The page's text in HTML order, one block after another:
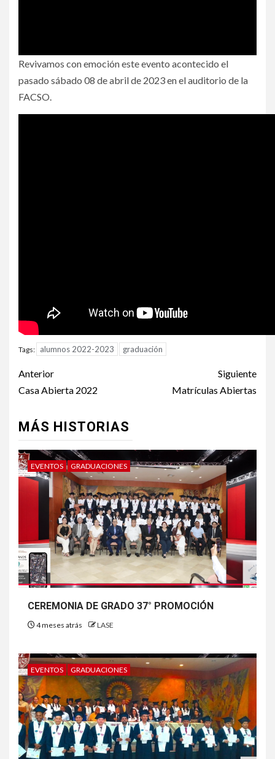
Revivamos con emoción este evento acontecido el
pasado sábado 08 de abril de 2023 en el auditorio de la
FACSO.
Tags: alumnos 2022-2023 graduación
Post
navigation
Anterior
Casa Abierta 2022
Siguiente
Matrículas Abiertas
MÁS HISTORIAS
EVENTOS GRADUACIONES
CEREMONIA DE GRADO 37° PROMOCIÓN
4 meses atrás LASE
EVENTOS GRADUACIONES